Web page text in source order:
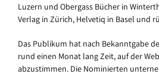
Luzern und Obergass Bücher in
Verlag in Zürich, Helvetiq in Basel und
Das Publikum hat nach Bekanntgabe
rund einen Monat lang Zeit, auf der
abzustimmen. Die Nominierten